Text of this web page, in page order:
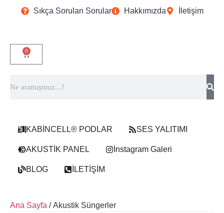
Sıkça Sorulan Sorular Hakkımızda İletişim
0
KABİNCELL® PODLAR SES YALITIMI
AKUSTİK PANEL İnstagram Galeri
BLOG İLETİŞİM
Ana Sayfa / Akustik Süngerler